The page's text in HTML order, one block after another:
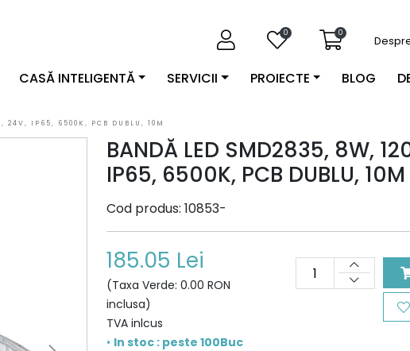
0 0
CASĂ INTELIGENTĂ SERVICII PROIECTE BLOG
24V, IP65, 6500K, PCB DUBLU, 10M
BANDĂ LED SMD2835, 8W,
IP65, 6500K, PCB DUBLU, 10M
Cod produs: 10853-
185.05 Lei
(Taxa Verde: 0.00 RON
inclusa)
TVA inlcus
• In stoc : peste 100Buc